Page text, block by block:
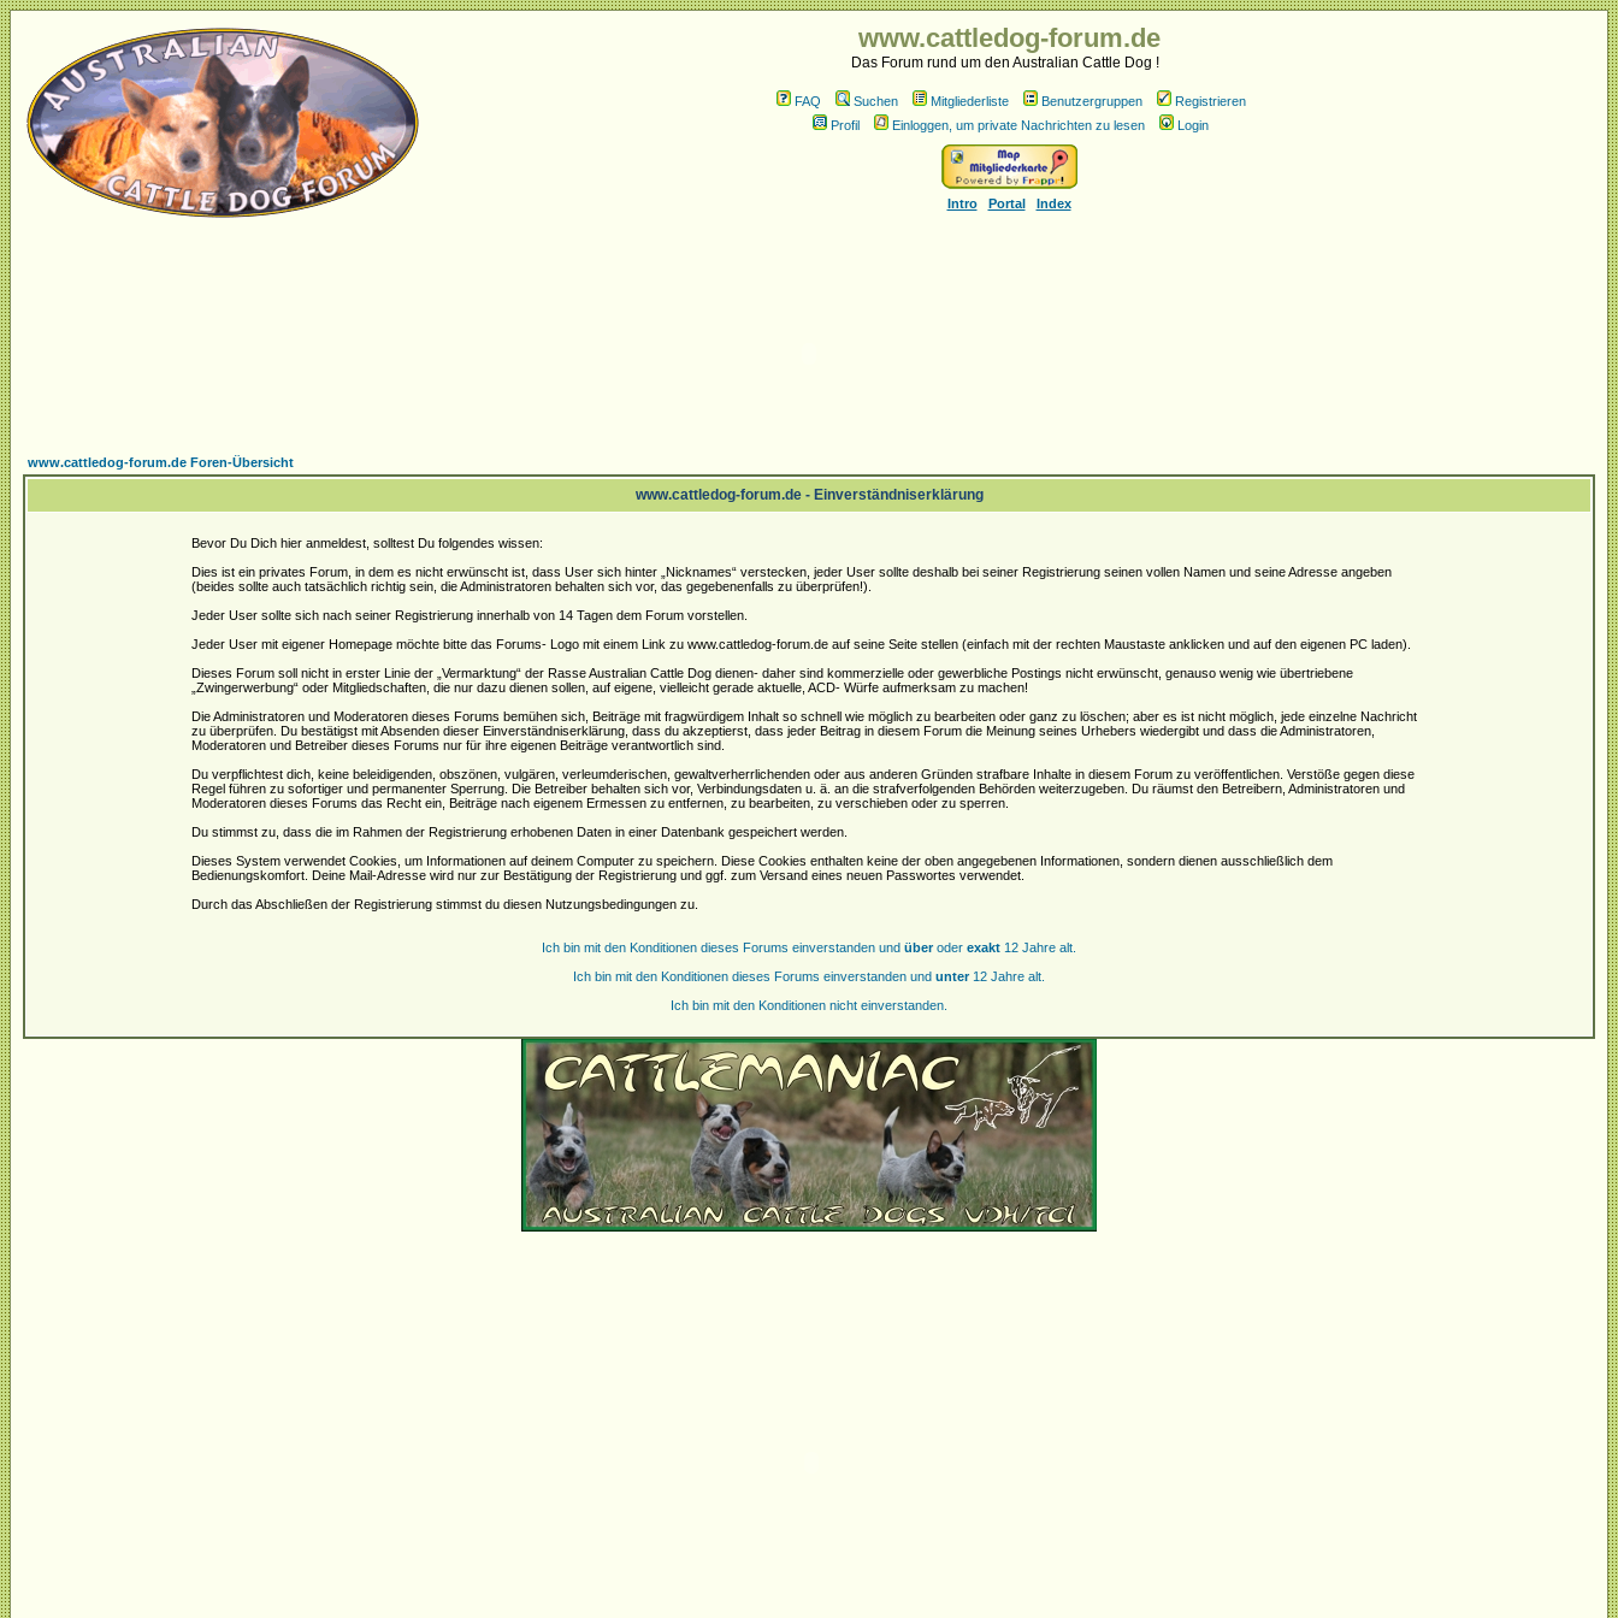
www.cattledog-forum.de
Das Forum rund um den Australian Cattle Dog !
FAQ Suchen Mitgliederliste Benutzergruppen
Registrieren
Profil
Einloggen, um private Nachrichten zu lesen Login
Intro Portal Index
www.cattledog-forum.de Foren-Übersicht
www.cattledog-forum.de - Einverständniserklärung
Bevor Du Dich hier anmeldest, solltest Du folgendes wissen:
Dies ist ein privates Forum, in dem es nicht erwünscht ist, dass User sich hinter „Nicknames“ verstecken, jeder User sollte deshalb bei seiner Registrierung seinen vollen Namen und seine Adresse angeben
(beides sollte auch tatsächlich richtig sein, die Administratoren behalten sich vor, das gegebenenfalls zu überprüfen!).
Jeder User sollte sich nach seiner Registrierung innerhalb von 14 Tagen dem Forum vorstellen.
Jeder User mit eigener Homepage möchte bitte das Forums- Logo mit einem Link zu www.cattledog-forum.de auf seine Seite stellen (einfach mit der rechten Maustaste anklicken und auf den eigenen PC laden).
Dieses Forum soll nicht in erster Linie der „Vermarktung“ der Rasse Australian Cattle Dog dienen- daher sind kommerzielle oder gewerbliche Postings nicht erwünscht, genauso wenig wie übertriebene
„Zwingerwerbung“ oder Mitgliedschaften, die nur dazu dienen sollen, auf eigene, vielleicht gerade aktuelle, ACD- Würfe aufmerksam zu machen!
Die Administratoren und Moderatoren dieses Forums bemühen sich, Beiträge mit fragwürdigem Inhalt so schnell wie möglich zu bearbeiten oder ganz zu löschen; aber es ist nicht möglich, jede einzelne Nachricht
zu überprüfen. Du bestätigst mit Absenden dieser Einverständniserklärung, dass du akzeptierst, dass jeder Beitrag in diesem Forum die Meinung seines Urhebers wiedergibt und dass die Administratoren,
Moderatoren und Betreiber dieses Forums nur für ihre eigenen Beiträge verantwortlich sind.
Du verpflichtest dich, keine beleidigenden, obszönen, vulgären, verleumderischen, gewaltverherrlichenden oder aus anderen Gründen strafbare Inhalte in diesem Forum zu veröffentlichen. Verstöße gegen diese
Regel führen zu sofortiger und permanenter Sperrung. Die Betreiber behalten sich vor, Verbindungsdaten u. ä. an die strafverfolgenden Behörden weiterzugeben. Du räumst den Betreibern, Administratoren und
Moderatoren dieses Forums das Recht ein, Beiträge nach eigenem Ermessen zu entfernen, zu bearbeiten, zu verschieben oder zu sperren.
Du stimmst zu, dass die im Rahmen der Registrierung erhobenen Daten in einer Datenbank gespeichert werden.
Dieses System verwendet Cookies, um Informationen auf deinem Computer zu speichern. Diese Cookies enthalten keine der oben angegebenen Informationen, sondern dienen ausschließlich dem
Bedienungskomfort. Deine Mail-Adresse wird nur zur Bestätigung der Registrierung und ggf. zum Versand eines neuen Passwortes verwendet.
Durch das Abschließen der Registrierung stimmst du diesen Nutzungsbedingungen zu.
Ich bin mit den Konditionen dieses Forums einverstanden und überoder exakt 12 Jahre alt.
Ich bin mit den Konditionen dieses Forums einverstanden und unter12 Jahre alt.
Ich bin mit den Konditionen nicht einverstanden.